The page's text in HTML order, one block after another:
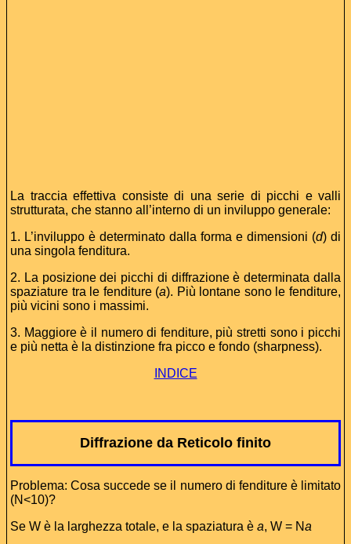
La traccia effettiva consiste di una serie di picchi e valli
strutturata, che stanno all’interno di un inviluppo generale:
1. L’inviluppo è determinato dalla forma e dimensioni (d) di
una singola fenditura.
2. La posizione dei picchi di diffrazione è determinata dalla
spaziature tra le fenditure (a). Più lontane sono le fenditure,
più vicini sono i massimi.
3. Maggiore è il numero di fenditure, più stretti sono i picchi
e più netta è la distinzione fra picco e fondo (sharpness).
INDICE
Diffrazione da Reticolo finito
Problema: Cosa succede se il numero di fenditure è limitato
(N<10)?
Se W è la larghezza totale, e la spaziatura è a, W = Na